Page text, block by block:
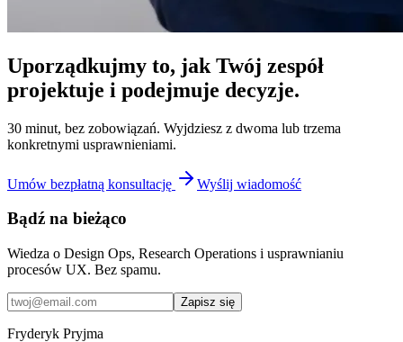
Uporządkujmy to, jak Twój zespół
projektuje i podejmuje decyzje.
30 minut, bez zobowiązań. Wyjdziesz z dwoma lub trzema
konkretnymi usprawnieniami.
Umów bezpłatną konsultację Wyślij wiadomość
Bądź na bieżąco
Wiedza o Design Ops, Research Operations i usprawnianiu
procesów UX. Bez spamu.
Zapisz się
Fryderyk Pryjma